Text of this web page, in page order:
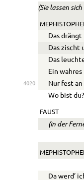
(Sie lassen
Das
Das zischt
Das
Ein
4020
Nur fest
Wo bist du?
FAUST
(in der
Da werd’